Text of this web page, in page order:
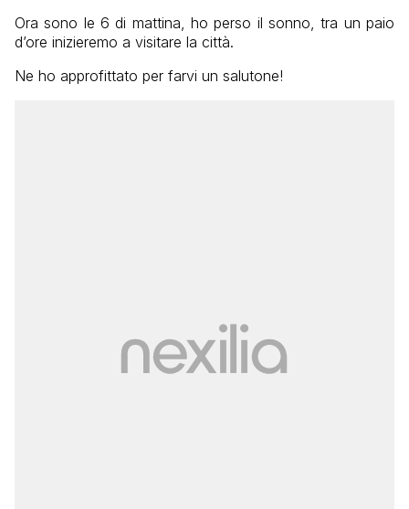
Ora sono le 6 di mattina, ho perso il sonno, tra un paio
d’ore inizieremo a visitare la città.
Ne ho approfittato per farvi un salutone!